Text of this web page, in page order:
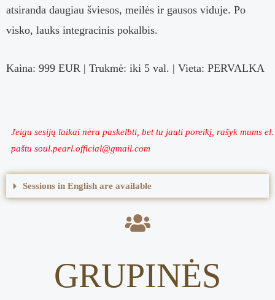
atsiranda daugiau šviesos, meilės ir gausos viduje. Po
visko, lauks integracinis pokalbis.
Kaina: 999 EUR | Trukmė: iki 5 val. | Vieta: PERVALKA
Jeigu sesijų laikai nėra paskelbti, bet tu jauti poreikį, rašyk mums el.
paštu soul.pearl.official@gmail.com
Sessions in English are available
GRUPINĖS